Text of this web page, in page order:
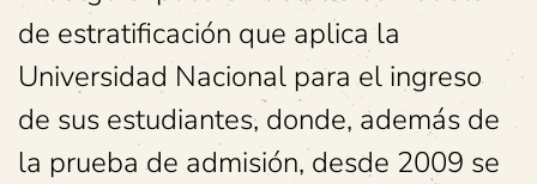
de estratificación que aplica la
Universidad Nacional para el ingreso
de sus estudiantes, donde, además de
la prueba de admisión, desde 2009 se